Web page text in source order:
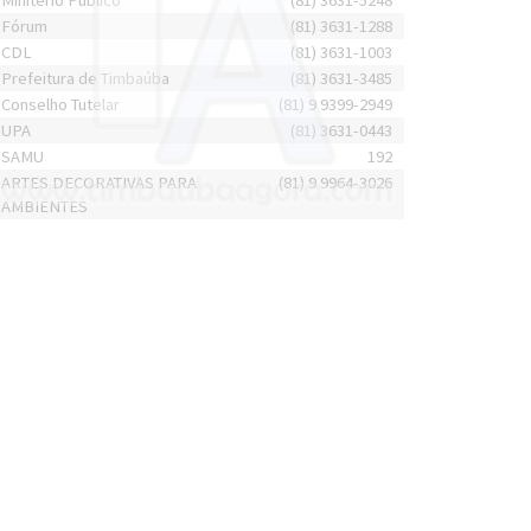
Fórum
(81) 3631-1288
CDL
(81) 3631-1003
Prefeitura de Timbaúba
(81) 3631-3485
Conselho Tutelar
(81) 9 9399-2949
UPA
(81) 3631-0443
SAMU
192
ARTES DECORATIVAS PARA
AMBIENTES
(81) 9 9964-3026